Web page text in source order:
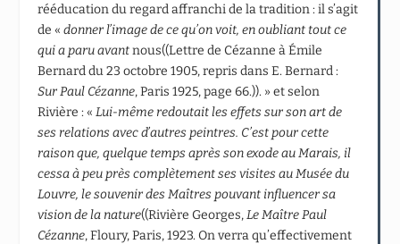
rééducation du regard affranchi de la tradition : il s’agit
de «donner l’image de ce qu’on voit,en oubliant tout ce
qui a paru avantnous((Lettre de Cézanne à Émile
Bernard du 23 octobre 1905, repris dans E. Bernard :
Sur Paul Cézanne, Paris 1925, page 66.)). » et selon
Rivière : «Lui-même redoutait les effets sur son art de
ses relations avec d’autres peintres. C’est pour cette
raison que, quelque temps après son exode au Marais, il
cessa à peu près complètement ses visites au Musée du
Louvre, le souvenir des Maîtres pouvant influencer sa
vision de la nature((Rivière Georges,Le Maître Paul
Cézanne, Floury, Paris, 1923. On verra qu’effectivement